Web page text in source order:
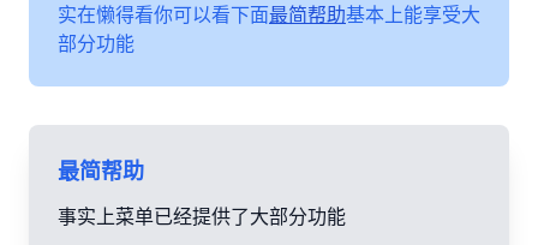
实在懒得看你可以看下面最简帮助基本上能享受大
部分功能
最简帮助
事实上菜单已经提供了大部分功能